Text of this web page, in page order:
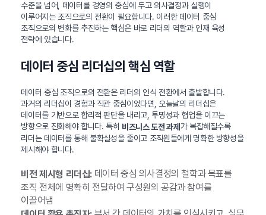
수준을 넘어, 데이터를 경영의 중심에 두고 의사결정과 실행이
이루어지는 조직으로의 전환이 필요합니다. 이러한 데이터 중심
조직으로의 변화를 추진하는 핵심은 바로 리더의 역할과 인재 육성
전략에 있습니다.
데이터 중심 리더십의 핵심 역할
데이터 중심 조직으로의 전환은 리더의 인식 전환에서 출발합니다.
과거의 리더십이 경험과 직관 중심이었다면, 오늘날의 리더십은
데이터를 기반으로 합리적 판단을 내리고, 투명성과 협업을 이끄는
방향으로 진화해야 합니다. 특히 비즈니스 도전 과제 가 복잡해질수록
리더는 데이터를 통해 불확실성을 줄이고 조직원들에게 명확한 방향성을
제시해야 합니다.
비전 제시형 리더십:데이터 중심 의사결정의 철학과 목표를
조직 전체에 명확히 전달하여 구성원의 공감과 참여를
이끌어냄